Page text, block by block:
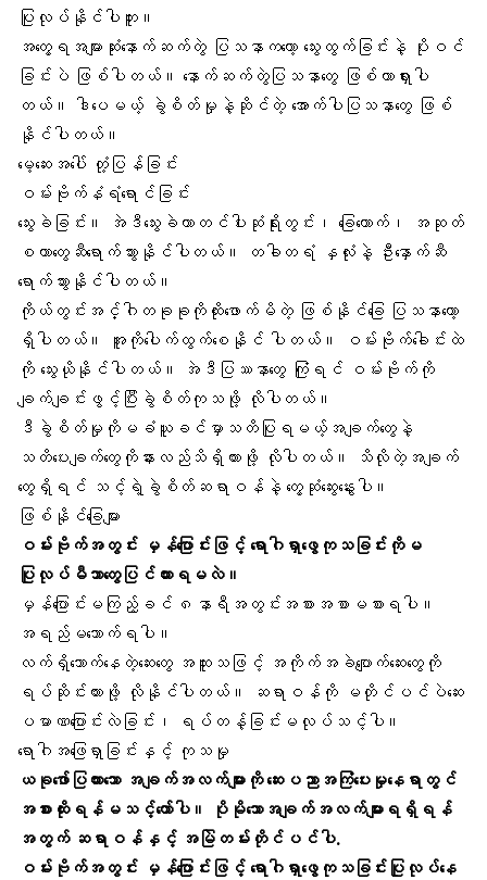
ပြုလုပ်နိုင်ပါဘူး။
အတွေ့ရအများဆုံးနောက်ဆက်တွဲ ပြသနာကတော့ သွေးထွက်ခြင်းနဲ့ ပိုးဝင်
ခြင်းပဲ ဖြစ်ပါတယ်။ နောက်ဆက်တွဲပြသနာတွေ ဖြစ်တာရှားပါ
တယ်။ ဒါပေမယ့် ခွဲစိတ်မှုနဲ့ဆိုင်တဲ့ အောက်ပါပြသနာတွေ ဖြစ်
နိုင်ပါတယ်။
မေ့ဆေးအပေါ် တုံ့ပြန်ခြင်း
ဝမ်းဗိုက်နံရံရောင်ခြင်း
သွေးခဲခြင်း။ အဲဒီသွေးခဲဟာတင်ပါးဆုံရိုးတွင်း၊ ခြေထောက်၊ အဆုတ်
စတာတွေဆီရောက်သွားနိုင်ပါတယ်။ တခါတရံ နှလုံးနဲ့ ဦးနှောက်ဆီ
ရောက်သွားနိုင်ပါတယ်။
ကိုယ်တွင်းအင်္ဂါတခုခုကိုထိုးဖောက်မိတဲ့ ဖြစ်နိုင်ခြေ ပြသနာတော့
ရှိပါတယ်။ အူကိုပေါက်ထွက်စေနိုင် ပါတယ်။ ဝမ်းဗိုက်ခေါင်းထဲ
ကို သွေးယိုနိုင်ပါတယ်။ အဲဒီပြဿနာတွေ ကြုံရင် ဝမ်းဗိုက်ကို
ချက်ချင်းဖွင့်ပြီးခွဲစိတ်ကုသဖို့ လိုပါတယ်။
ဒီခွဲစိတ်မှုကိုမခံယူခင်မှာသတိပြုရမယ့်အချက်တွေနဲ့
သတိပေးချက်တွေကိုနားလည်သိရှိထားဖို့ လိုပါတယ်။ သိလိုတဲ့အချက်
တွေရှိရင် သင့်ရဲ့ခွဲစိတ်ဆရာဝန်နဲ့ တွေ့ဆုံဆွေးနွေးပါ။
ဖြစ်နိုင်ခြေများ
ဝမ်းဗိုက်အတွင်း မှန်ပြောင်းဖြင့် ရောဂါရှာဖွေကုသခြင်းကိုမ
ပြုလုပ်မီဘာတွေပြင်ထားရမလဲ။
မှန်ပြောင်းမကြည့်ခင် ၈နာရီအတွင်းအစားအစာမစားရပါ။
အရည်မသောက်ရပါ။
လက်ရှိသောက်နေတဲ့ဆေးတွေ အထူးသဖြင့် အကိုက်အခဲပျောက်ဆေးတွေကို
ရပ်ဆိုင်းထားဖို့ လိုနိုင်ပါတယ်။ ဆရာဝန်ကို မတိုင်ပင်ပဲဆေး
ပမာဏပြောင်းလဲခြင်း၊ ရပ်တန့်ခြင်းမလုပ်သင့်ပါ။
ရောဂါအဖြေရှာခြင်းနှင့် ကုသမှု
ယခုဖော်ပြထားသော အချက်အလက်များကို ဆေးပညာအကြံပေးမှုနေရာတွင်
အစားထိုးရန်မသင့်တော်ပါ။ ပိုမိုသောအချက်အလက်များရရှိရန်
အတွက် ဆရာဝန်နှင့် အမြဲတမ်းတိုင်ပင်ပါ.
ဝမ်းဗိုက်အတွင်း မှန်ပြောင်းဖြင့် ရောဂါရှာဖွေကုသခြင်းပြုလုပ်နေ